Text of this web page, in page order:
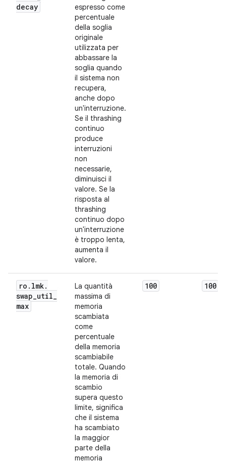
decay
espresso come
percentuale
della soglia
originale
utilizzata per
abbassare la
soglia quando
il sistema non
recupera,
anche dopo
un'interruzione.
Se il thrashing
continuo
produce
interruzioni
non
necessarie,
diminuisci il
valore. Se la
risposta al
thrashing
continuo dopo
un'interruzione
è troppo lenta,
aumenta il
valore.
ro . lmk.
swap_util_
max
La quantità
massima di
memoria
scambiata
come
percentuale
della memoria
scambiabile
totale. Quando
la memoria di
scambio
supera questo
limite, significa
che il sistema
ha scambiato
la maggior
parte della
memoria
100 100